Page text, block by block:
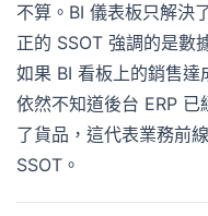
不算。BI 儀表板只解決
正的 SSOT 強調的是數
如果 BI 看板上的銷售達
依然不知道後台 ERP
了貨品，這代表業務前
SSOT。